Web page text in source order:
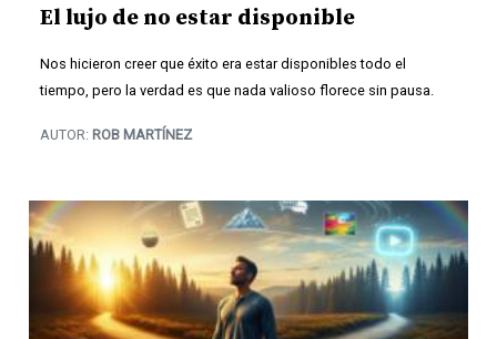
El lujo de no estar disponible
Nos hicieron creer que éxito era estar disponibles todo el
tiempo, pero la verdad es que nada valioso florece sin pausa.
AUTOR: ROB MARTÍNEZ